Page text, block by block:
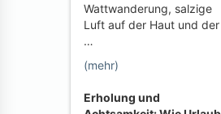
Wattwanderung, salzige
Luft auf der Haut und der
…
(mehr)
Erholung und